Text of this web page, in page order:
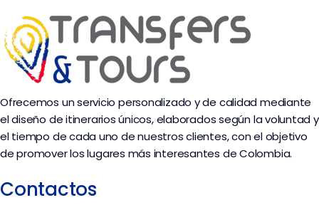
Ofrecemos un servicio personalizado y de calidad mediante
el diseño de itinerarios únicos, elaborados según la voluntad y
el tiempo de cada uno de nuestros clientes, con el objetivo
de promover los lugares más interesantes de Colombia.
Contactos